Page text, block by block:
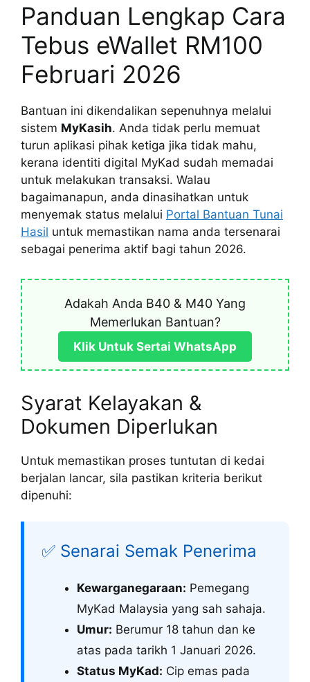
Panduan Lengkap Cara
Tebus eWallet RM100
Februari 2026
Bantuan ini dikendalikan sepenuhnya melalui
sistem MyKasih. Anda tidak perlu memuat
turun aplikasi pihak ketiga jika tidak mahu,
kerana identiti digital MyKad sudah memadai
untuk melakukan transaksi. Walau
bagaimanapun, anda dinasihatkan untuk
menyemak status melalui Portal Bantuan Tunai
Hasil untuk memastikan nama anda tersenarai
sebagai penerima aktif bagi tahun 2026.
Adakah Anda B40 & M40 Yang
Memerlukan Bantuan?
Klik Untuk Sertai WhatsApp
Syarat Kelayakan &
Dokumen Diperlukan
Untuk memastikan proses tuntutan di kedai
berjalan lancar, sila pastikan kriteria berikut
dipenuhi:
✅ Senarai Semak Penerima
Kewarganegaraan: Pemegang
MyKad Malaysia yang sah sahaja.
Umur: Berumur 18 tahun dan ke
atas pada tarikh 1 Januari 2026.
Status MyKad: Cip emas pada